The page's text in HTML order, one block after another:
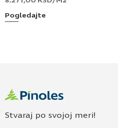
Pogledajte
Stvaraj po svojoj meri!